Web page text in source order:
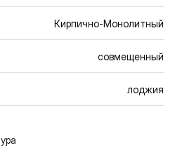
Кирпично-Монолитный
совмещенный
лоджия